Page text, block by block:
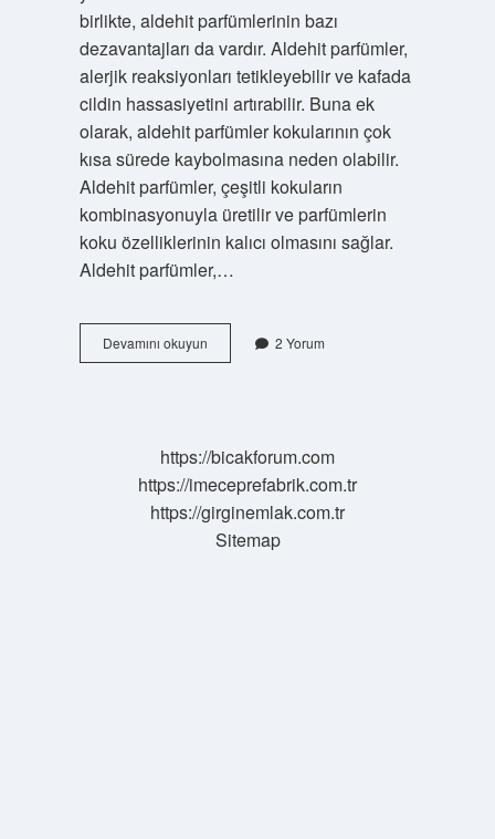
birlikte, aldehit parfümlerinin bazı
dezavantajları da vardır. Aldehit parfümler,
alerjik reaksiyonları tetikleyebilir ve kafada
cildin hassasiyetini artırabilir. Buna ek
olarak, aldehit parfümler kokularının çok
kısa sürede kaybolmasına neden olabilir.
Aldehit parfümler, çeşitli kokuların
kombinasyonuyla üretilir ve parfümlerin
koku özelliklerinin kalıcı olmasını sağlar.
Aldehit parfümler,…
Devamını okuyunAldehit
parfüm
2 Yorum
https://bicakforum.com
https://imeceprefabrik.com.tr
https://girginemlak.com.tr
Sitemap